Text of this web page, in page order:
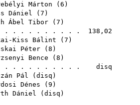
Márton ( 6 )
Dániel ( 7 )
Ábel Tibor ( 7 )
. . . . . . . . . . 138,02
Kiss Bálint ( 7 )
Péter ( 8 )
Bence ( 8 )
. . . . . . . . . . disq
Pál ( disq )
Dénes ( 9 )
Dániel ( disq )